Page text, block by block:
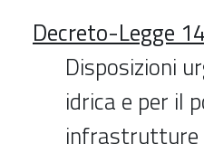
Decreto-Legge
Disposizioni
idrica e per il
infrastrutture